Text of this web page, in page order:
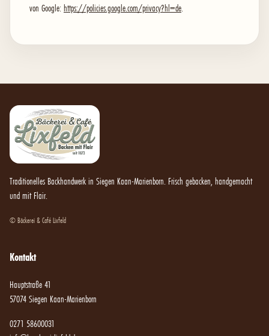
von Google: https://policies.google.com/privacy?hl=de
Traditionelles Backhandwerk in Siegen Kaan-Marienborn. Frisch gebacken, handgemacht
und mit Flair.
© Bäckerei & Café Lixfeld
Kontakt
Hauptstraße 41
57074 Siegen Kaan-Marienborn
0271 58600031